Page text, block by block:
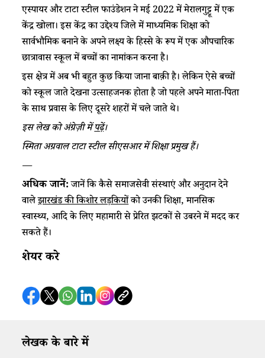
एस्पायर और टाटा स्टील फाउंडेशन ने मई 2022 में मेरालगुट्टू में एक
केंद्र खोला। इस केंद्र का उद्देश्य जिले में माध्यमिक शिक्षा को
सार्वभौमिक बनाने के अपने लक्ष्य के हिस्से के रूप में एक औपचारिक
छात्रावास स्कूल में बच्चों का नामांकन करना है।
इस क्षेत्र में अब भी बहुत कुछ किया जाना बाक़ी है। लेकिन ऐसे बच्चों
को स्कूल जाते देखना उत्साहजनक होता है जो पहले अपने माता-पिता
के साथ प्रवास के लिए दूसरे शहरों में चले जाते थे।
इसलेखकोअंग्रेज़ीमेंपढ़ें।
स्मिताअग्रवालटाटास्टीलसीएसआरमेंशिक्षाप्रमुखहैं।
—
अधिक जानें:जानें कि कैसे समाजसेवी संस्थाएं और अनुदान देने
वालेझारखंड की किशोर लड़कियोंको उनकी शिक्षा, मानसिक
स्वास्थ्य, आदि के लिए महामारी से प्रेरित झटकों से उबरने में मदद कर
सकते हैं।
शेयर करे
लेखक के बारे में